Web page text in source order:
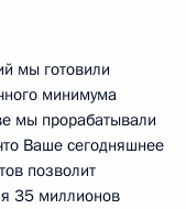
мы готовили
минимума
мы прорабатывали
Ваше сегодняшнее
позволит
35 миллионов